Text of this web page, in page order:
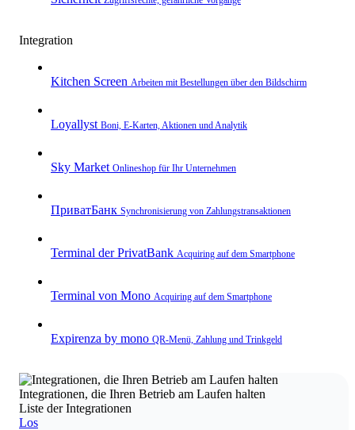
Integration
Kitchen Screen Arbeiten mit Bestellungen über den Bildschirm
Loyallyst Boni, E‑Karten, Aktionen und Analytik
Sky Market Onlineshop für Ihr Unternehmen
ПриватБанк Synchronisierung von Zahlungstransaktionen
Terminal der PrivatBank Acquiring auf dem Smartphone
Terminal von Mono Acquiring auf dem Smartphone
Expirenza by mono QR‑Menü, Zahlung und Trinkgeld
Integrationen, die Ihren Betrieb am Laufen halten
Liste der Integrationen
Los